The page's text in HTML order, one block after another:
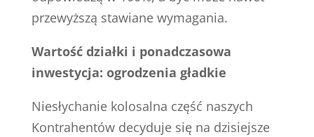
przewyższą stawiane wymagania.
Wartość działki i ponadczasowa
inwestycja: ogrodzenia gładkie
Niesłychanie kolosalna część naszych
Kontrahentów decyduje się na dzisiejsze